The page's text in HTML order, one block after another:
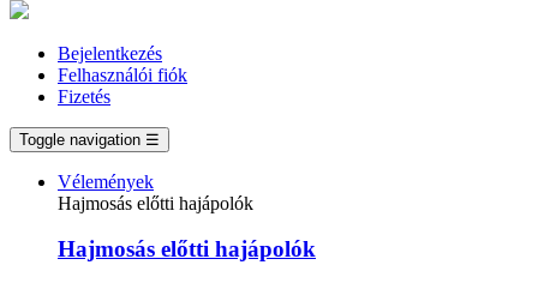
Bejelentkezés
Felhasználói fiók
Fizetés
Toggle navigation ☰
Vélemények
Hajmosás előtti hajápolók
Hajmosás előtti hajápolók